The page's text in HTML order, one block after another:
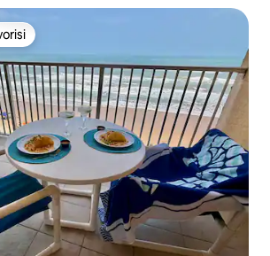
en beğenilenler arasında